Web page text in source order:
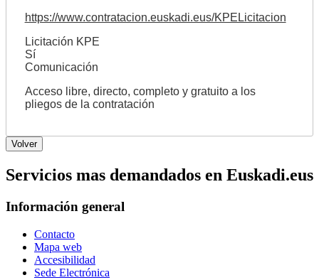
https://www.contratacion.euskadi.eus/KPELicitacion
Licitación KPE
Sí
Comunicación
Acceso libre, directo, completo y gratuito a los
pliegos de la contratación
Servicios mas demandados en Euskadi.eus
Información general
Contacto
Mapa web
Accesibilidad
Sede Electrónica